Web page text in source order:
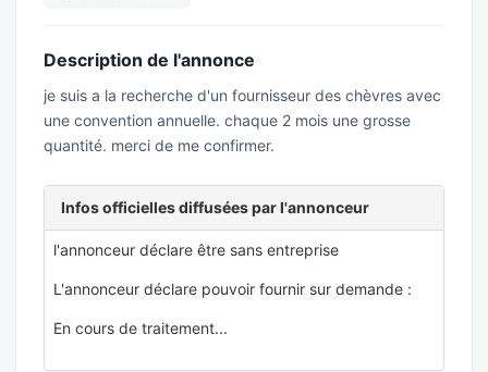
Description de l'annonce
je suis a la recherche d'un fournisseur des chèvres avec
une convention annuelle. chaque 2 mois une grosse
quantité. merci de me confirmer.
Infos officielles diffusées par l'annonceur
l'annonceur déclare être sans entreprise
L'annonceur déclare pouvoir fournir sur demande :
En cours de traitement...